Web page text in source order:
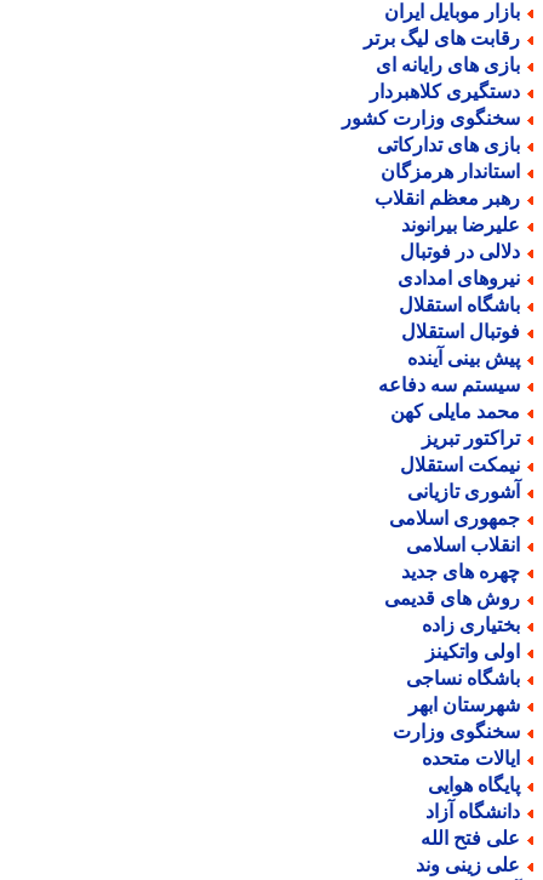
موبایل ایران
های لیگ برتر
های رایانه ای
کلاهبردار
وزارت کشور
های تدارکاتی
هرمزگان
معظم انقلاب
بیرانوند
در فوتبال
امدادی
استقلال
استقلال
بینی آینده
سه دفاعه
مایلی کهن
تبریز
استقلال
تازیانی
اسلامی
اسلامی
های جدید
های قدیمی
زاده
واتکینز
نساجی
ابهر
وزارت
متحده
هوایی
آزاد
فتح الله
زینی وند